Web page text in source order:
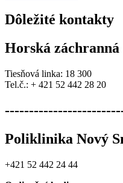
Dôležité kontakty
Horská záchranná
Tiesňová linka: 18 300
Tel.č.: + 421 52 442 28 20
Poliklinika Nový
+421 52 442 24 44